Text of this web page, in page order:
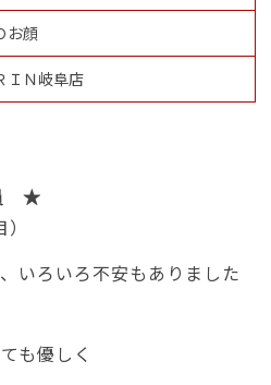
お顔
ＩＮ岐阜店
★
いろいろ不安もありました
も優しく